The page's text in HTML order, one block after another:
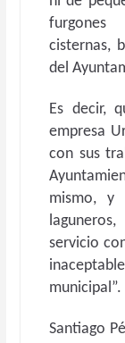
cisternas,
del
Es decir,
empresa
con sus
mismo, y
servicio
municipal”.
Santiago